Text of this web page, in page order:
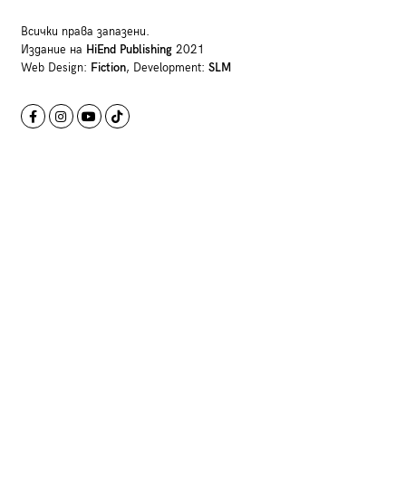
Всички права запазени.
Издание на HiEnd Publishing2021
Web Design: Fiction, Development: SLM